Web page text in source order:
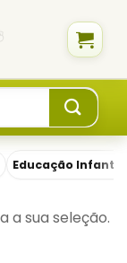
Educação Infantil
a sua seleção.